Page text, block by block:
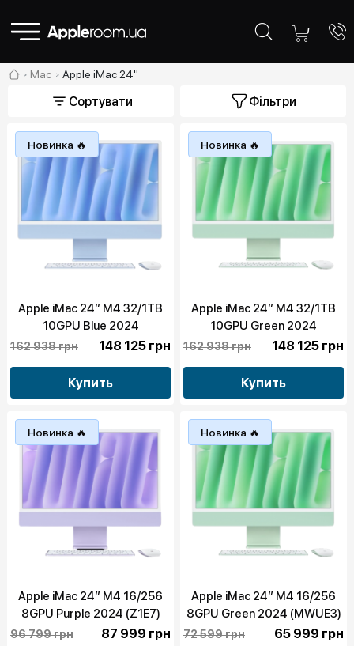
Mac Apple iMac 24"
Сортувати Фільтри
Новинка 🔥
Apple iMac 24” M4 32/1TB
10GPU Blue 2024
(Z1EQ000AN)
162 938 грн 148 125 грн
Купить
Новинка 🔥
Apple iMac 24” M4 32/1TB
10GPU Green 2024
(Z1EN000AN)
162 938 грн 148 125 грн
Купить
Новинка 🔥
Apple iMac 24” M4 16/256
8GPU Purple 2024 (Z1E7)
96 799 грн 87 999 грн
Новинка 🔥
Apple iMac 24” M4 16/256
8GPU Green 2024 (MWUE3)
72 599 грн 65 999 грн